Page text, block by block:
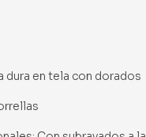
dura en tela con dorados